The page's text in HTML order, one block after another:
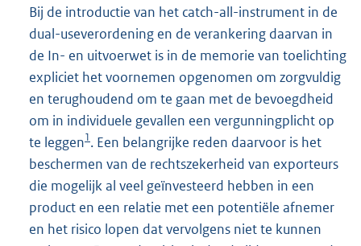
Bij de introductie van het catch-all-instrument in de
dual-useverordening en de verankering daarvan in
de In- en uitvoerwet is in de memorie van toelichting
expliciet het voornemen opgenomen om zorgvuldig
en terughoudend om te gaan met de bevoegdheid
om in individuele gevallen een vergunningplicht op
te leggen1. Een belangrijke reden daarvoor is het
beschermen van de rechtszekerheid van exporteurs
die mogelijk al veel geïnvesteerd hebben in een
product en een relatie met een potentiële afnemer
en het risico lopen dat vervolgens niet te kunnen